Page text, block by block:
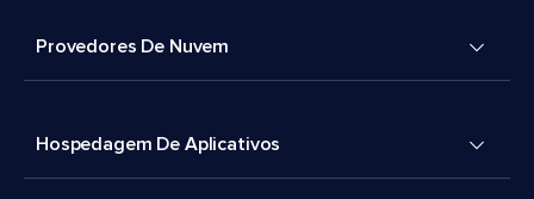
Provedores De Nuvem
Hospedagem De Aplicativos